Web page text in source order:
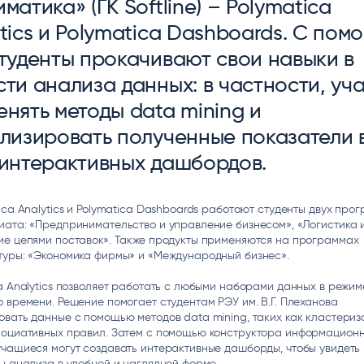
И ТЕКСТОВЫЕ БОТЫ
Преферентум
ИНТЕЛЛЕКТУАЛЬНАЯ ОБРАБОТКА
ТЕКСТА
MD Audit
КОНТРОЛЬ ОПЕРАЦИОННОЙ
ДЕЯТЕЛЬНОСТИ
(ГК Softline) – Polymatica
и Polymatica Dashboards. С
прокачивают свои навыки в
анализа данных: в частности,
методы data mining и
полученные показатели
дашбордов.
Analytics и Polymatica Dashboards работают студенты двух
«Предпринимательство и управление бизнесом», «Логистика
цепями поставок». Также продукты применяются на программах
«Экономика фирмы» и «Международный бизнес».
Analytics позволяет работать с любыми наборами данных в
времени. Решение помогает студентам РЭУ им. В.Г. Плеханова
данные с помощью методов data mining, таких как
правил. Затем с помощью конструктора
могут создавать интерактивные дашборды, чтобы увидеть